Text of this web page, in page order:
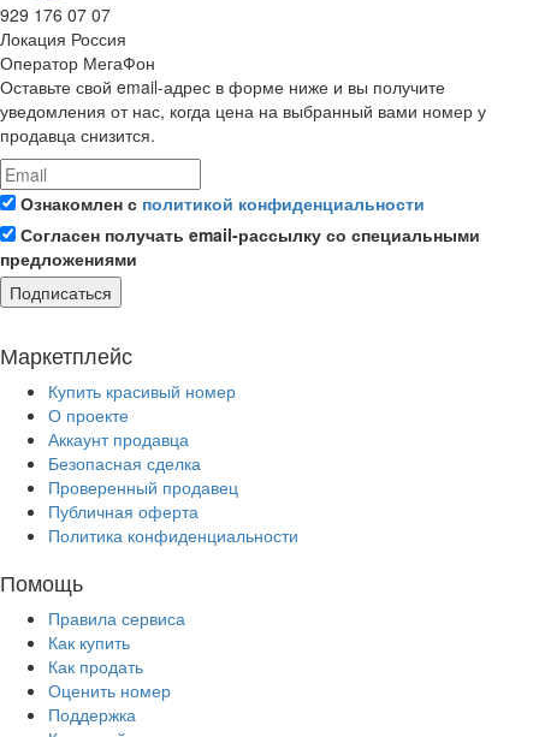
929 176 07 07
Локация Россия
Оператор МегаФон
Оставьте свой email-адрес в форме ниже и вы получите
уведомления от нас, когда цена на выбранный вами номер у
продавца снизится.
Ознакомлен с политикой конфиденциальности
Согласен получать email-рассылку со специальными
предложениями
Подписаться
Маркетплейс
Купить красивый номер
О проекте
Аккаунт продавца
Безопасная сделка
Проверенный продавец
Публичная оферта
Политика конфиденциальности
Помощь
Правила сервиса
Как купить
Как продать
Оценить номер
Поддержка